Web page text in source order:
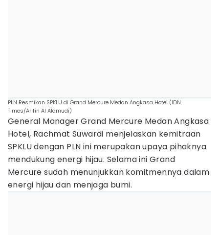
PLN Resmikan SPKLU di Grand Mercure Medan Angkasa Hotel (IDN
Times/Arifin Al Alamudi)
General Manager Grand Mercure Medan Angkasa
Hotel, Rachmat Suwardi menjelaskan kemitraan
SPKLU dengan PLN ini merupakan upaya pihaknya
mendukung energi hijau. Selama ini Grand
Mercure sudah menunjukkan komitmennya dalam
energi hijau dan menjaga bumi.